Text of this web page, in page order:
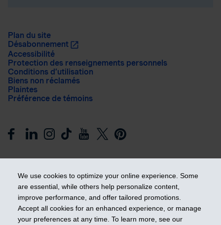
We use cookies to optimize your online experience. Some
are essential, while others help personalize content,
improve performance, and offer tailored promotions.
Accept all cookies for an enhanced experience, or manage
your preferences at any time. To learn more, see our
Plan du site
Désabonnement
Accessibilité
Protection des renseignements personnels
Conditions d’utilisation
Biens non réclamés
Plaintes
Préférence de témoins
Prendre les devants